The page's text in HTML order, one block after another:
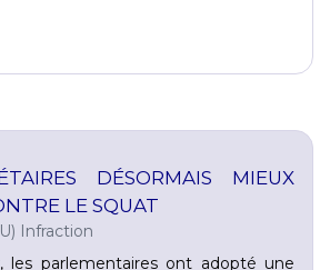
DÉSORMAIS MIEUX
LE SQUAT
Infraction
les parlementaires ont adopté une